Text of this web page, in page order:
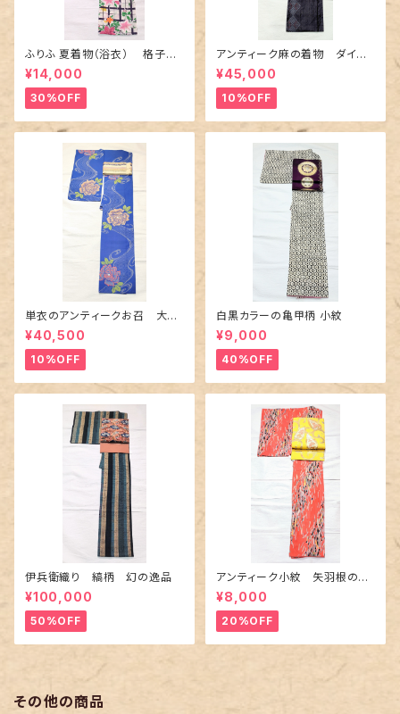
ふりふ 夏着物（浴衣） 格子に
百合や秋草花
¥14,000
30%OFF
アンティーク麻の着物 ダイヤ
に市松柄の上布
¥45,000
10%OFF
単衣のアンティークお召 大輪
の薔薇柄柄
¥40,500
10%OFF
白黒カラーの亀甲柄 小紋
¥9,000
40%OFF
伊兵衛織り 縞柄 幻の逸品
¥100,000
50%OFF
アンティーク小紋 矢羽根の地
紋に短冊柄 裄６６cm
¥8,000
20%OFF
その他の商品